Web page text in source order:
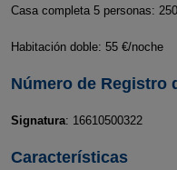
Casa completa 5 personas:
Habitación doble: 55 €/noche
Número de Registro
Signatura: 16610500322
Características